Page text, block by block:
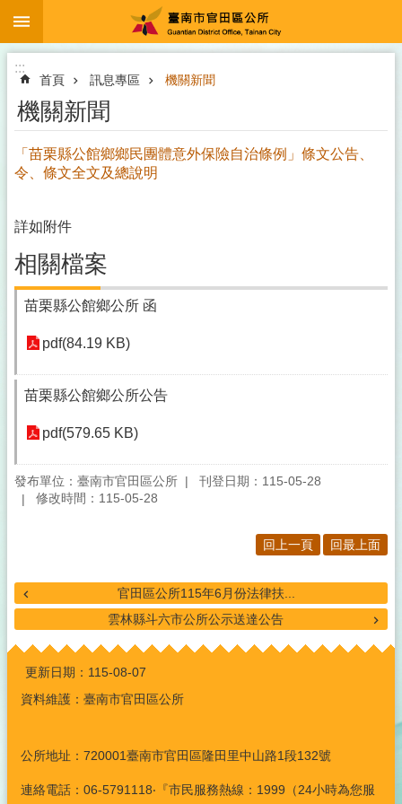
跳到主要內容區塊
:::
首頁 訊息專區 機關新聞
機關新聞
「苗栗縣公館鄉鄉民團體意外保險自治條例」條文公告、
令、條文全文及總說明
詳如附件
相關檔案
苗栗縣公館鄉公所 函
pdf(84.19 KB)
苗栗縣公館鄉公所公告
pdf(579.65 KB)
發布單位：臺南市官田區公所
刊登日期：115-05-28
修改時間：115-05-28
回上一頁 回最上面
官田區公所115年6月份法律扶...
雲林縣斗六市公所公示送達公告
:::
更新日期： 115-08-07
資料維護：臺南市官田區公所
公所地址：720001臺南市官田區隆田里中山路1段132號
連絡電話：06-5791118‧『市民服務熱線：1999（24小時為您服